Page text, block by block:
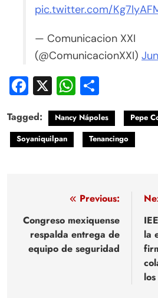
pic.twitter.com/
— Comunicacion XXI
(@ComunicacionXXI)
Facebook
X WhatsApp
Tagged: Nancy Nápoles Pepe
Soyaniquilpan
Tenancingo
Navegación
de
entradas
Previous:
Congreso mexiquense
respalda entrega de
equipo de seguridad
la